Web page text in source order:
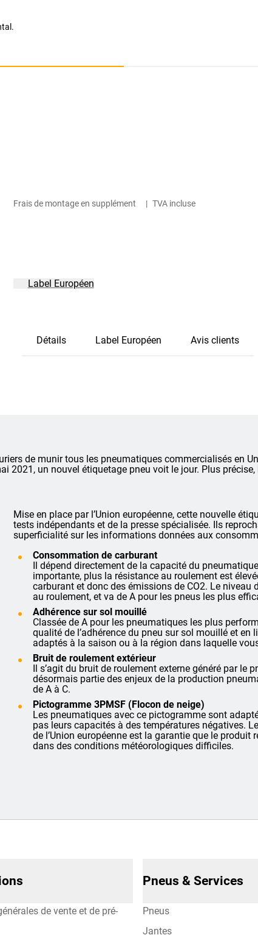
Frais de montage en supplément | TVA incluse
Label Européen
Détails Label Européen Avis clients
de munir tous les pneumatiques commercialisés en
2021, un nouvel étiquetage pneu voit le jour. Plus
Mise en place par l’Union européenne, cette nouvelle
tests indépendants et de la presse spécialisée. Ils
superficialité sur les informations données aux
Consommation de carburant
Il dépend directement de la capacité du
importante, plus la résistance au roulement est
carburant et donc des émissions de CO2. Le niveau
au roulement, et va de A pour les pneus les plus
Adhérence sur sol mouillé
Classée de A pour les pneumatiques les plus
qualité de l’adhérence du pneu sur sol mouillé et
adaptés à la saison ou à la région dans laquelle
Bruit de roulement extérieur
Il s’agit du bruit de roulement externe généré par le
désormais partie des enjeux de la production
de A à C.
Pictogramme 3PMSF (Flocon de neige)
Les pneumatiques avec ce pictogramme sont
pas leurs capacités à des températures négatives.
de l’Union européenne est la garantie que le
dans des conditions météorologiques difficiles.
de vente et de pré-
Pneus & Services
Pneus
Jantes